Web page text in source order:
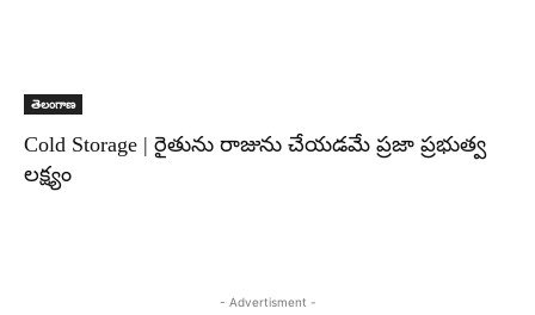
తెలంగాణ
Cold Storage | రైతును రాజును చేయడమే ప్రజా ప్రభుత్వ
లక్ష్యం
- Advertisment -